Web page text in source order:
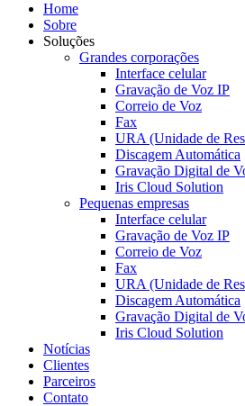
Home
Sobre
Soluções
Grandes corporações
Interface celular
Gravação de Voz IP
Correio de Voz
Fax
URA (Unidade de
Discagem Automática
Gravação Digital de
Iris Cloud Solution
Pequenas empresas
Interface celular
Gravação de Voz IP
Correio de Voz
Fax
URA (Unidade de
Discagem Automática
Gravação Digital de
Iris Cloud Solution
Notícias
Clientes
Parceiros
Contato